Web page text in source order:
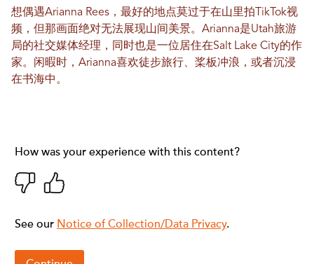
想偶遇Arianna Rees，最好的地点莫过于在山里拍TikTok视
频，但那画面绝对无法展现山间美景。Arianna是Utah旅游
局的社交媒体经理，同时也是一位居住在Salt Lake City的作
家。闲暇时，Arianna喜欢徒步旅行、桨板冲浪，或者沉浸
在书海中。